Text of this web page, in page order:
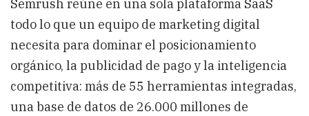
Semrush reúne en una sola plataforma SaaS
todo lo que un equipo de marketing digital
necesita para dominar el posicionamiento
orgánico, la publicidad de pago y la inteligencia
competitiva: más de 55 herramientas integradas,
una base de datos de 26.000 millones de